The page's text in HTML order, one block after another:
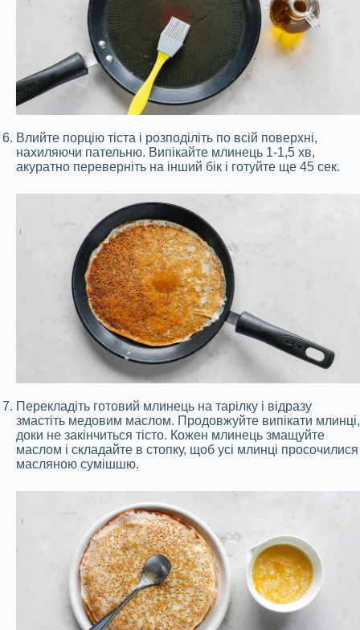
Влийте порцію тіста і розподіліть по всій поверхні,
нахиляючи пательню. Випікайте млинець 1-1,5 хв,
акуратно переверніть на інший бік і готуйте ще 45 сек.
Перекладіть готовий млинець на тарілку і відразу
змастіть медовим маслом. Продовжуйте випікати млинці,
доки не закінчиться тісто. Кожен млинець змащуйте
маслом і складайте в стопку, щоб усі млинці просочилися
масляною сумішшю.